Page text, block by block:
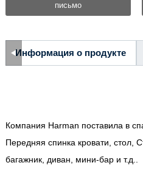
письмо
Информация о продукте
Компания Harman поставила в
Передняя спинка кровати, стол,
багажник, диван, мини-бар и т.д..